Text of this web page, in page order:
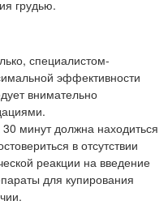
грудью.
специалистом-
эффективности
внимательно
минут должна находиться
в отсутствии
реакции на введение
для купирования